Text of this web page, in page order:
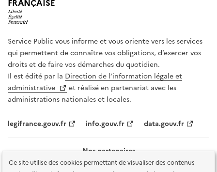
Ce site utilise des cookies permettant de visualiser des contenus
FRANÇAISE
Service Public vous informe et vous oriente vers les services
qui permettent de connaître vos obligations, d’exercer vos
droits et de faire vos démarches du quotidien.
Il est édité par la Direction de l’information légale et
administrative
et réalisé en partenariat avec les
administrations nationales et locales.
legifrance.gouv.fr info.gouv.fr data.gouv.fr
Nos partenaires